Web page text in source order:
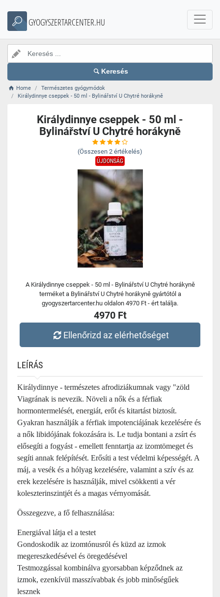
GYOGYSZERTARCENTER.HU
Keresés
Home
Természetes gyógymódok
Királydinnye cseppek - 50 ml - Bylinářství U Chytré horákyně
Királydinnye cseppek - 50 ml -
Bylinářství U Chytré horákyně
(Összesen 2 értékelés)
ÚJDONSÁG
A Királydinnye cseppek - 50 ml - Bylinářství U Chytré horákyně
terméket a Bylinářství U Chytré horákyně gyártótól a
gyogyszertarcenter.hu oldalon 4970 Ft - ért találja.
4970 Ft
Ellenőrizd az elérhetőséget
LEÍRÁS
Királydinnye - természetes afrodiziákumnak vagy "zöld
Viagrának is nevezik. Növeli a nők és a férfiak
hormontermelését, energiát, erőt és kitartást biztosít.
Gyakran használják a férfiak impotenciájának kezelésére és
a nők libidójának fokozására is. Le tudja bontani a zsírt és
elősegíti a fogyást - emellett fenntartja az izomtömeget és
segíti annak felépítését. Erősíti a test védelmi képességét. A
máj, a vesék és a hólyag kezelésére, valamint a szív és az
erek kezelésére is használják, mivel csökkenti a vér
koleszterinszintjét és a magas vérnyomását.
Összegezve, a fő felhasználása:
Energiával látja el a testet
Gondoskodik az izomtónusról és küzd az izmok
megereszkedésével és öregedésével
Testmozgással kombinálva gyorsabban képződnek az
izmok, ezenkívül masszívabbak és jobb minőségűek
lesznek